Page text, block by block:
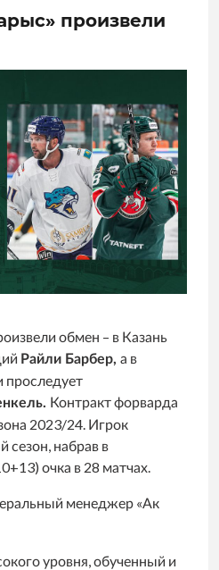
произвели
обмен – в Казань
Райли Барбер, а в
проследует
Контракт форварда
2023/24. Игрок
сезон, набрав в
очка в 28 матчах.
менеджер «Ак
уровня, обученный и